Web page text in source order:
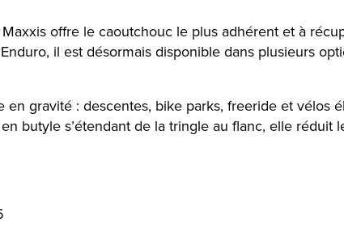
offre le caoutchouc le plus adhérent et à
il est désormais disponible dans plusieurs
en gravité : descentes, bike parks, freeride et
butyle s’étendant de la tringle au flanc, elle